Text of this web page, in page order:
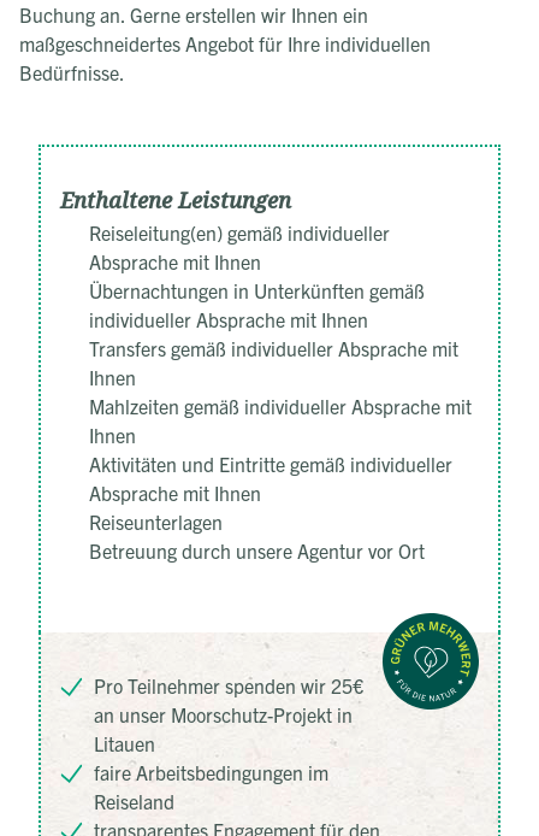
Buchung an. Gerne erstellen wir Ihnen ein
maßgeschneidertes Angebot für Ihre individuellen
Bedürfnisse.
Enthaltene Leistungen
Reiseleitung(en) gemäß individueller
Absprache mit Ihnen
Übernachtungen in Unterkünften gemäß
individueller Absprache mit Ihnen
Transfers gemäß individueller Absprache mit
Ihnen
Mahlzeiten gemäß individueller Absprache mit
Ihnen
Aktivitäten und Eintritte gemäß individueller
Absprache mit Ihnen
Reiseunterlagen
Betreuung durch unsere Agentur vor Ort
Pro Teilnehmer spenden wir 25€
an unser Moorschutz-Projekt in
Litauen
faire Arbeitsbedingungen im
Reiseland
transparentes Engagement für den